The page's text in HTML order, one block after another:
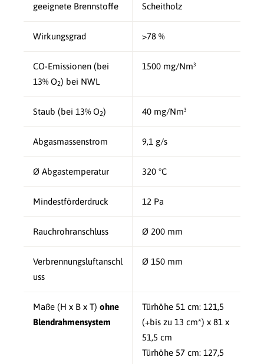
geeignete Brennstoffe Scheitholz
Wirkungsgrad >78 %
CO-Emissionen (bei
13% O2) bei NWL
1500 mg/Nm³
Staub (bei 13% O2) 40 mg/Nm³
Abgasmassenstrom 9,1 g/s
Ø Abgastemperatur 320 °C
Mindestförderdruck 12 Pa
Rauchrohranschluss Ø 200 mm
Verbrennungsluftanschl
uss
Ø 150 mm
Maße (H x B x T) ohne
Blendrahmensystem
Türhöhe 51 cm: 121,5
(+bis zu 13 cm*) x 81 x
51,5 cm
Türhöhe 57 cm: 127,5